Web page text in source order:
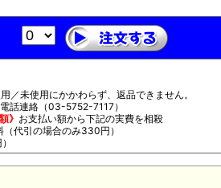
未使用にかかわらず、返品できません。
電話連絡（03-5752-7117）
》 お支払い額から下記の実費を相殺
代引の場合のみ330円）